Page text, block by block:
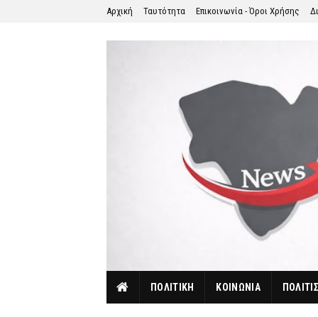
Αρχική Ταυτότητα Επικοινωνία - Όροι Χρήσης
ΠΟΛΙΤΙΚΗ ΚΟΙΝΩΝΙΑ